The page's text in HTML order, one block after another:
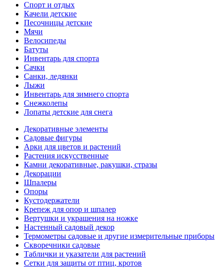
Спорт и отдых
Качели детские
Песочницы детские
Мячи
Велосипеды
Батуты
Инвентарь для спорта
Сачки
Санки, ледянки
Лыжи
Инвентарь для зимнего спорта
Снежколепы
Лопаты детские для снега
Декоративные элементы
Садовые фигуры
Арки для цветов и растений
Растения искусственные
Камни декоративные, ракушки, стразы
Декорации
Шпалеры
Опоры
Кустодержатели
Крепеж для опор и шпалер
Вертушки и украшения на ножке
Настенный садовый декор
Термометры садовые и другие измерительные приборы
Скворечники садовые
Таблички и указатели для растений
Сетки для защиты от птиц, кротов